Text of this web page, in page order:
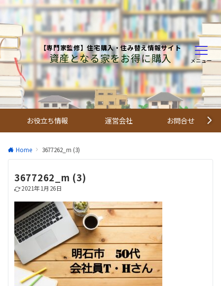
【専門家監修】住宅購入・住み替え情報サイト
資産となる家をお得に購入 メニュー
お役立ち情報 運営会社 お問合せ
Home 3677262_m (3)
3677262_m (3)
2021年1月26日